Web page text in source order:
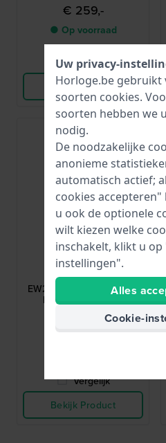
€ 259,-
● Op voorraad
Vergelijk
Bekijk Product
Citizen
EW2722-01A
EW2722-01A 30 mm Solar
horloge met datum
€ 169,-
Vergelijk
Bekijk Product
Uw privacy-
Horloge.be gebruikt
soorten cookies.
soorten hebben we
nodig.
De noodzakelijke
anonieme
automatisch actief;
cookies
u ook de optionele
wilt kiezen welke
inschakelt, klikt u op
instellingen".
Alles
Cookie-